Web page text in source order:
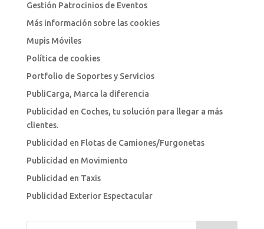
Gestión Patrocinios de Eventos
Más información sobre las cookies
Mupis Móviles
Política de cookies
Portfolio de Soportes y Servicios
PubliCarga, Marca la diferencia
Publicidad en Coches, tu solución para llegar a más
clientes.
Publicidad en Flotas de Camiones/Furgonetas
Publicidad en Movimiento
Publicidad en Taxis
Publicidad Exterior Espectacular